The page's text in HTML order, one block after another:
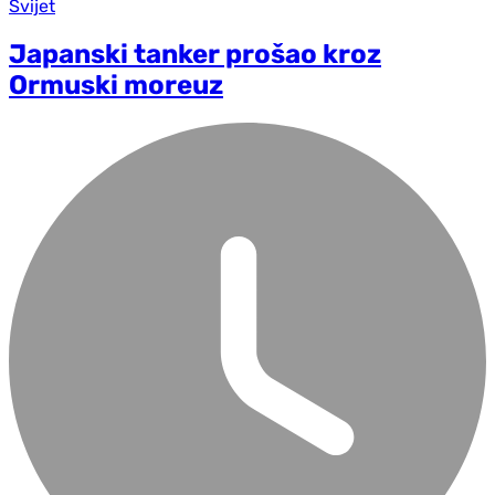
Svijet
Japanski tanker prošao kroz
Ormuski moreuz